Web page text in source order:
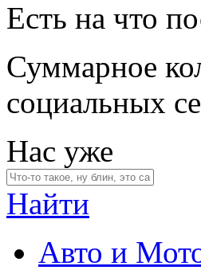
Есть на что
Суммарное
социальных
Нас уже
Найти
Авто и